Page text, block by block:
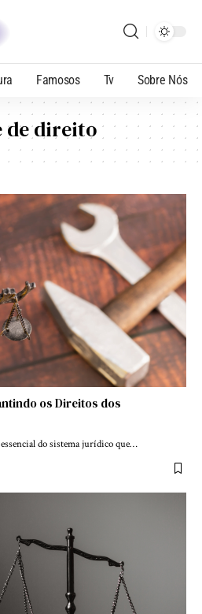
Famosos Tv Sobre Nós
de direito
os Direitos dos
do sistema jurídico que…